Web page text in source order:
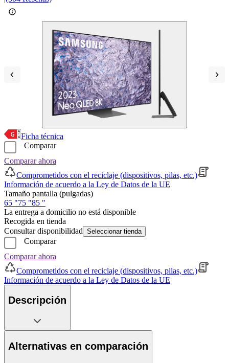
Ficha técnica
Comparar
Comparar ahora
Comprometidos con el reciclaje (dispositivos, pilas, etc.)
Información de acuerdo a la Ley de Datos de la UE
Tamaño pantalla (pulgadas)
65 "75 "85 "
La entrega a domicilio no está disponible
Recogida en tienda
Consultar disponibilidad Seleccionar tienda
Comparar
Comparar ahora
Comprometidos con el reciclaje (dispositivos, pilas, etc.)
Información de acuerdo a la Ley de Datos de la UE
Descripción
Alternativas en comparación